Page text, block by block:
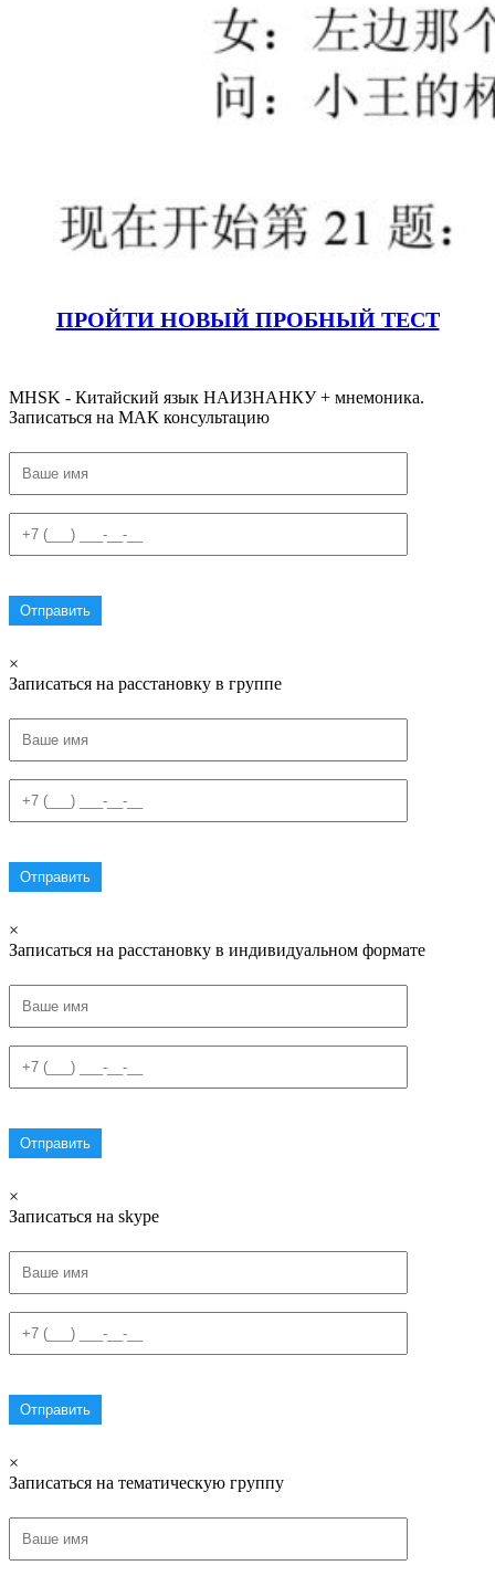
ПРОЙТИ НОВЫЙ ПРОБНЫЙ ТЕСТ
MHSK - Китайский язык НАИЗНАНКУ + мнемоника.
Записаться на МАК консультацию
×
Записаться на расстановку в группе
×
Записаться на расстановку в индивидуальном формате
×
Записаться на skype
×
Записаться на тематическую группу